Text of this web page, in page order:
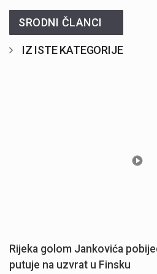
SRODNI ČLANCI
IZ ISTE KATEGORIJE
Rijeka golom Jankovića
putuje na uzvrat u Finsku